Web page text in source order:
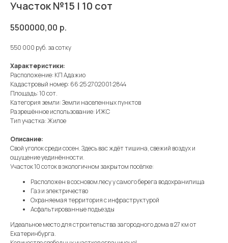
Участок №15 | 10 сот
5500000,00 р.
550 000 руб. за сотку
Характеристики:
Расположение: КП Адажио
Кадастровый номер: 66:25:2702001:2844
Площадь: 10 сот.
Категория земли: Земли населенных пунктов
Разрешённое использование: ИЖС
Тип участка: Жилое
Описание:
Свой уголок среди сосен. Здесь вас ждёт тишина, свежий воздух и
ощущение уединённости.
Участок 10 соток в экологичном закрытом посёлке:
Расположен в сосновом лесу у самого берега водохранилища
Газ и электричество
Охраняемая территория с инфраструктурой
Асфальтированные подъезды
Идеальное место для строительства загородного дома в 27 км от
Екатеринбурга.